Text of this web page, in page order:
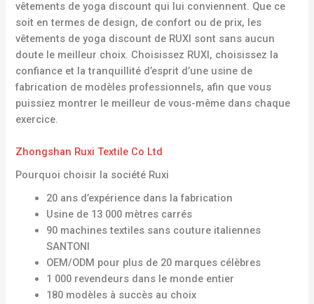
vêtements de yoga discount qui lui conviennent. Que ce
soit en termes de design, de confort ou de prix, les
vêtements de yoga discount de RUXI sont sans aucun
doute le meilleur choix. Choisissez RUXI, choisissez la
confiance et la tranquillité d’esprit d’une usine de
fabrication de modèles professionnels, afin que vous
puissiez montrer le meilleur de vous-même dans chaque
exercice.
Zhongshan Ruxi Textile Co Ltd
Pourquoi choisir la société Ruxi
20 ans d’expérience dans la fabrication
Usine de 13 000 mètres carrés
90 machines textiles sans couture italiennes
SANTONI
OEM/ODM pour plus de 20 marques célèbres
1 000 revendeurs dans le monde entier
180 modèles à succès au choix